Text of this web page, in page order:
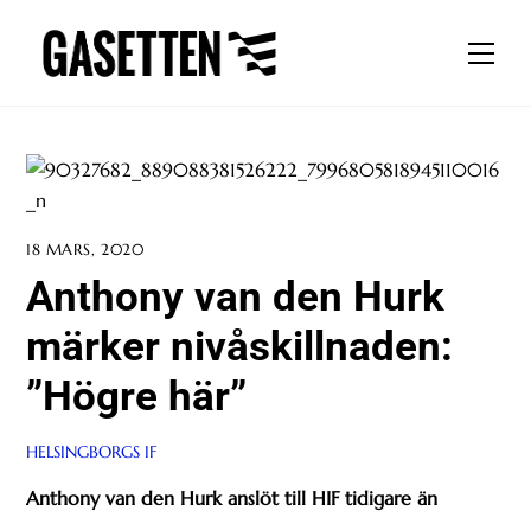
content
18 MARS, 2020
Anthony van den Hurk
märker nivåskillnaden:
”Högre här”
HELSINGBORGS IF
Anthony van den Hurk anslöt till HIF tidigare än